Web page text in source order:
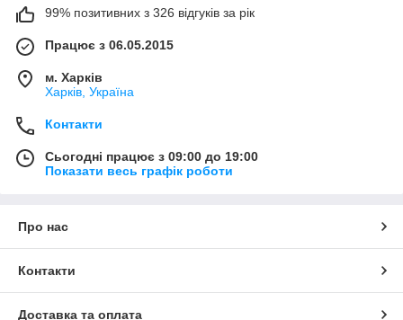
99% позитивних з 326 відгуків за рік
Працює з 06.05.2015
м. Харків
Харків, Україна
Контакти
Сьогодні працює з 09:00 до 19:00
Показати весь графік роботи
Про нас
Контакти
Доставка та оплата